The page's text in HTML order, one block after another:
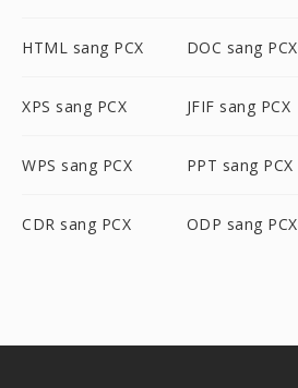
HTML sang PCX DOC sang PCX
XPS sang PCX JFIF sang PCX
WPS sang PCX PPT sang PCX
CDR sang PCX ODP sang PCX